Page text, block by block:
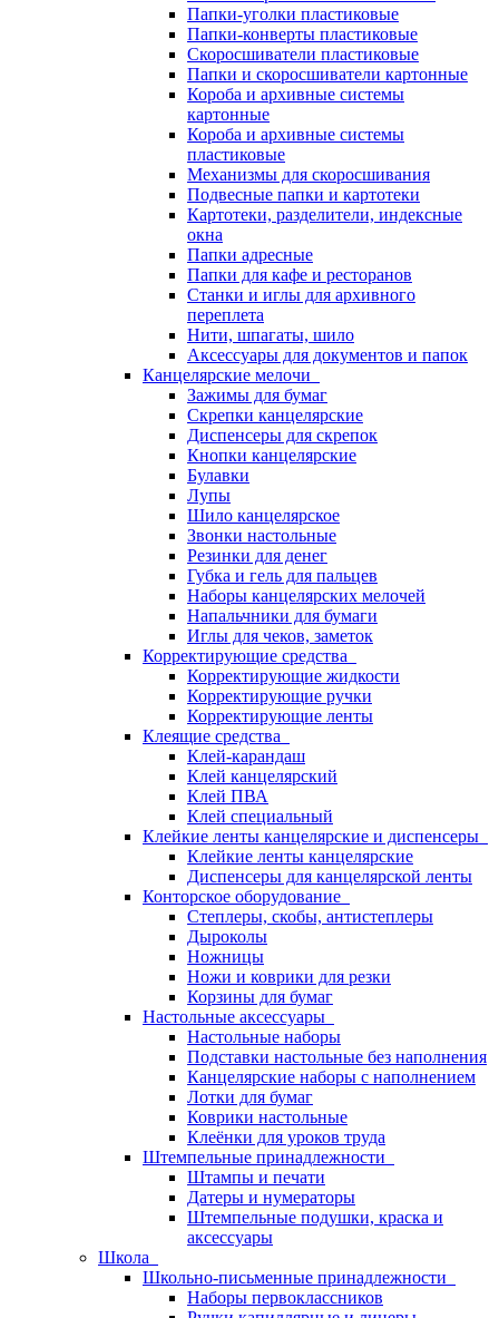
Папки-уголки пластиковые
Папки-конверты пластиковые
Скоросшиватели пластиковые
Папки и скоросшиватели картонные
Короба и архивные системы
картонные
Короба и архивные системы
пластиковые
Механизмы для скоросшивания
Подвесные папки и картотеки
Картотеки, разделители, индексные
окна
Папки адресные
Папки для кафе и ресторанов
Станки и иглы для архивного
переплета
Нити, шпагаты, шило
Аксессуары для документов и папок
Канцелярские мелочи
Зажимы для бумаг
Скрепки канцелярские
Диспенсеры для скрепок
Кнопки канцелярские
Булавки
Лупы
Шило канцелярское
Звонки настольные
Резинки для денег
Губка и гель для пальцев
Наборы канцелярских мелочей
Напальчники для бумаги
Иглы для чеков, заметок
Корректирующие средства
Корректирующие жидкости
Корректирующие ручки
Корректирующие ленты
Клеящие средства
Клей-карандаш
Клей канцелярский
Клей ПВА
Клей специальный
Клейкие ленты канцелярские и диспенсеры
Клейкие ленты канцелярские
Диспенсеры для канцелярской ленты
Конторское оборудование
Степлеры, скобы, антистеплеры
Дыроколы
Ножницы
Ножи и коврики для резки
Корзины для бумаг
Настольные аксессуары
Настольные наборы
Подставки настольные без наполнения
Канцелярские наборы с наполнением
Лотки для бумаг
Коврики настольные
Клеёнки для уроков труда
Штемпельные принадлежности
Штампы и печати
Датеры и нумераторы
Штемпельные подушки, краска и
аксессуары
Школа
Школьно-письменные принадлежности
Наборы первоклассников